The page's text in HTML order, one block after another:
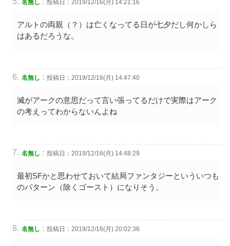
名無し 投稿日：2019/12/16(月) 14:21:16
アルトの両親（？）は亡くなってる日が七夕だし何かしら
はあるだろうな。
名無し : 投稿日：2019/12/16(月) 14:47:40
滅がアークの意思だって言い張ってるだけで実際はアーク
の考えってわからないんよね
名無し : 投稿日：2019/12/16(月) 14:48:29
最初SFかと思わせておいて結局ファンタジーといういつも
のパターン（除くゴースト）になりそう。
名無し : 投稿日：2019/12/16(月) 20:02:36